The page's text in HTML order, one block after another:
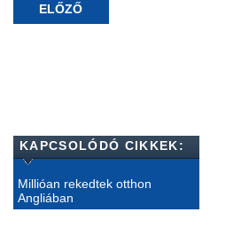
ELŐZŐ
KAPCSOLÓDÓ CIKKEK:
Millióan rekedtek otthon
Angliában